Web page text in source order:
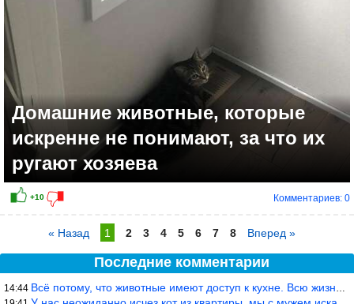
+11
Домашние животные, которые
искренне не понимают, за что их
ругают хозяева
Комментариев: 0
« Назад 1 2 3 4 5 6 7 8 Вперед »
Последние комментарии
14:44 Всё потому, что животные имеют доступ к кухне. Всю жизнь живу с